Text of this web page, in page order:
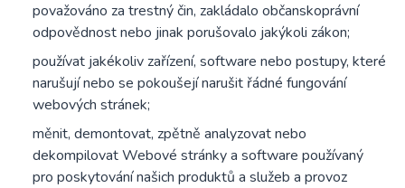
považováno za trestný čin, zakládalo občanskoprávní
odpovědnost nebo jinak porušovalo jakýkoli zákon;
používat jakékoliv zařízení, software nebo postupy, které
narušují nebo se pokoušejí narušit řádné fungování
webových stránek;
měnit, demontovat, zpětně analyzovat nebo
dekompilovat Webové stránky a software používaný
pro poskytování našich produktů a služeb a provoz